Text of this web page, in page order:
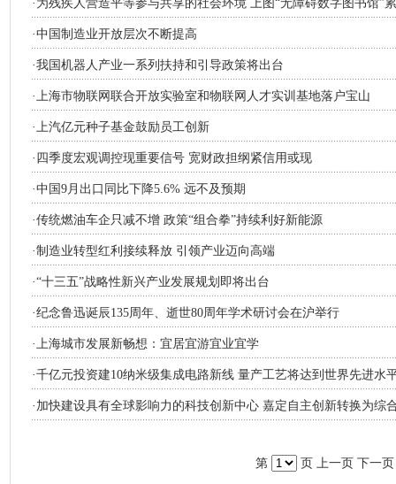
· 为残疾人营造平等参与共享的社会环境 上图“无障碍数字图书馆”
·中国制造业开放层次不断提高
·我国机器人产业一系列扶持和引导政策将出台
·上海市物联网联合开放实验室和物联网人才实训基地落户宝山
·上汽亿元种子基金鼓励员工创新
· 四季度宏观调控现重要信号 宽财政担纲紧信用或现
·中国9月出口同比下降5.6% 远不及预期
·传统燃油车企只减不增 政策“组合拳”持续利好新能源
·制造业转型红利接续释放 引领产业迈向高端
·“十三五”战略性新兴产业发展规划即将出台
·纪念鲁迅诞辰135周年、逝世80周年学术研讨会在沪举行
·上海城市发展新畅想：宜居宜游宜业宜学
·千亿元投资建10纳米级集成电路新线 量产工艺将达到世界先进水
· 加快建设具有全球影响力的科技创新中心 嘉定自主创新转换为综
第 页 上一页 下一页